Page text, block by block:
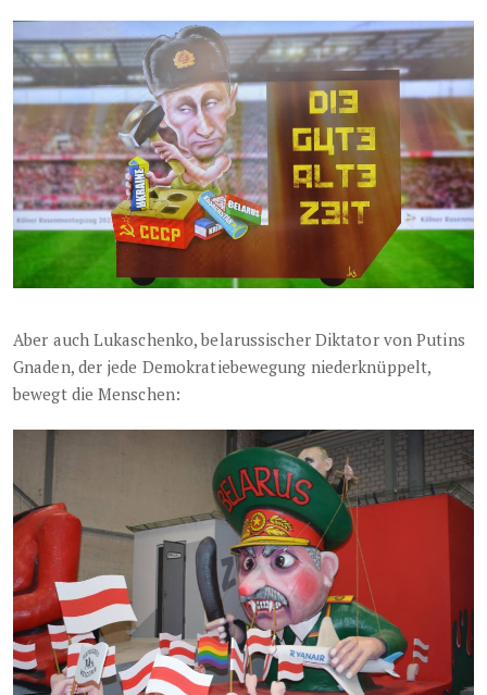
Aber auch Lukaschenko, belarussischer Diktator von Putins
Gnaden, der jede Demokratiebewegung niederknüppelt,
bewegt die Menschen: